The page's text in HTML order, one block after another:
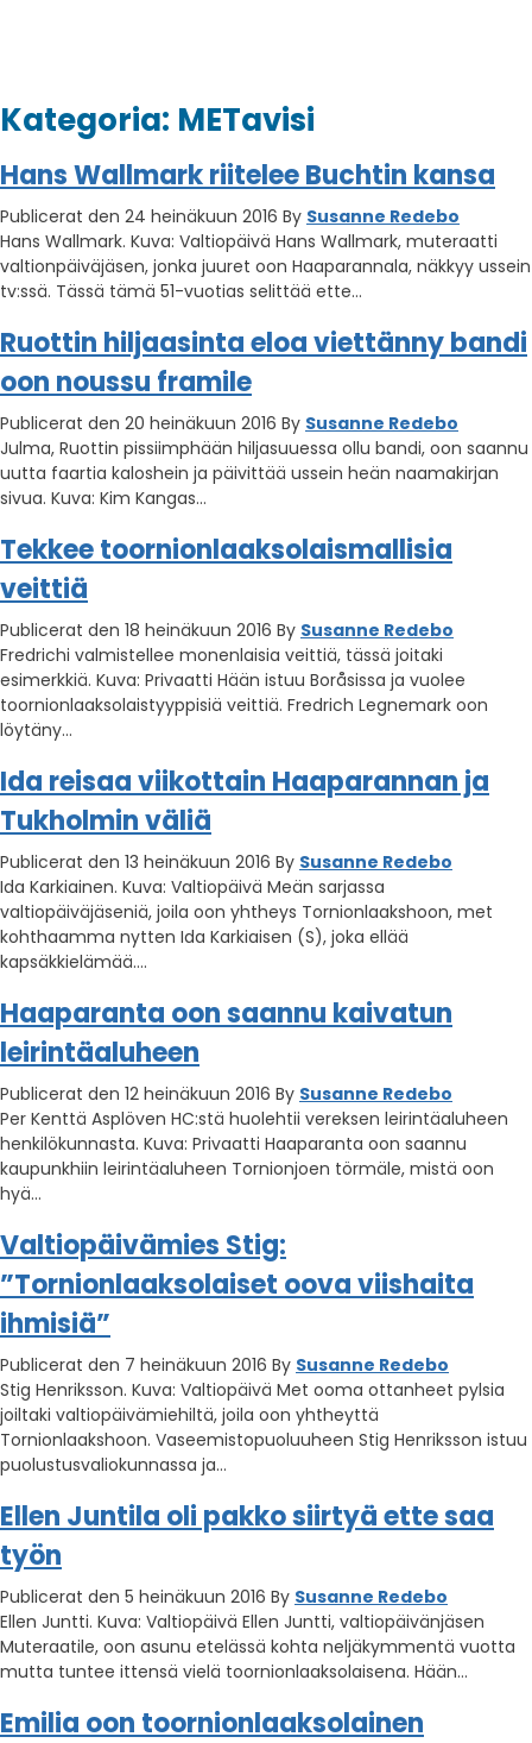
Kategoria: METavisi
Hans Wallmark riitelee Buchtin kansa
Publicerat den 24 heinäkuun 2016 By Susanne Redebo
Hans Wallmark. Kuva: Valtiopäivä Hans Wallmark, muteraatti
valtionpäiväjäsen, jonka juuret oon Haaparannala, näkkyy ussein
tv:ssä. Tässä tämä 51-vuotias selittää ette…
Ruottin hiljaasinta eloa viettänny bandi
oon noussu framile
Publicerat den 20 heinäkuun 2016 By Susanne Redebo
Julma, Ruottin pissiimphään hiljasuuessa ollu bandi, oon saannu
uutta faartia kaloshein ja päivittää ussein heän naamakirjan
sivua. Kuva: Kim Kangas…
Tekkee toornionlaaksolaismallisia
veittiä
Publicerat den 18 heinäkuun 2016 By Susanne Redebo
Fredrichi valmistellee monenlaisia veittiä, tässä joitaki
esimerkkiä. Kuva: Privaatti Hään istuu Boråsissa ja vuolee
toornionlaaksolaistyyppisiä veittiä. Fredrich Legnemark oon
löytäny…
Ida reisaa viikottain Haaparannan ja
Tukholmin väliä
Publicerat den 13 heinäkuun 2016 By Susanne Redebo
Ida Karkiainen. Kuva: Valtiopäivä Meän sarjassa
valtiopäiväjäseniä, joila oon yhtheys Tornionlaakshoon, met
kohthaamma nytten Ida Karkiaisen (S), joka ellää
kapsäkkielämää….
Haaparanta oon saannu kaivatun
leirintäaluheen
Publicerat den 12 heinäkuun 2016 By Susanne Redebo
Per Kenttä Asplöven HC:stä huolehtii vereksen leirintäaluheen
henkilökunnasta. Kuva: Privaatti Haaparanta oon saannu
kaupunkhiin leirintäaluheen Tornionjoen törmäle, mistä oon
hyä…
Valtiopäivämies Stig:
”Tornionlaaksolaiset oova viishaita
ihmisiä”
Publicerat den 7 heinäkuun 2016 By Susanne Redebo
Stig Henriksson. Kuva: Valtiopäivä Met ooma ottanheet pylsia
joiltaki valtiopäivämiehiltä, joila oon yhtheyttä
Tornionlaakshoon. Vaseemistopuoluuheen Stig Henriksson istuu
puolustusvaliokunnassa ja…
Ellen Juntila oli pakko siirtyä ette saa
työn
Publicerat den 5 heinäkuun 2016 By Susanne Redebo
Ellen Juntti. Kuva: Valtiopäivä Ellen Juntti, valtiopäivänjäsen
Muteraatile, oon asunu etelässä kohta neljäkymmentä vuotta
mutta tuntee ittensä vielä toornionlaaksolaisena. Hään…
Emilia oon toornionlaaksolainen